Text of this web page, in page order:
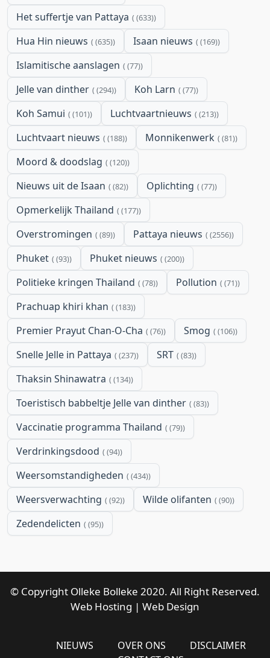
Het suffertje van Pattaya (633)
Hua Hin nieuws (635) Isaan nieuws (169)
Islamitische aanslagen (77)
Jelle van dinther (294) Koh Larn (77)
Koh Samui (101) Luchtvaartnieuws (213)
Luchtvaart nieuws (188) Monnikenwerk (81)
Moord & doodslag (120)
Nieuws uit de Isaan (82) Oplichting (77)
Opmerkelijk Thailand (177)
Overstromingen (89) Pattaya nieuws (2556)
Phuket (93) Phuket nieuws (200)
Politieke kringen Thailand (78) Pollution (71)
Prachuap khiri khan (183)
Premier Prayut Chan-O-Cha (76) Smog (106)
Snelle Jelle in Pattaya (237) SRT (83)
Thaksin Shinawatra (134)
Toeristisch babbeltje Jelle van dinther (83)
Vaccinatie programma Thailand (79)
Verdrinkingsdood (94)
Weersomstandigheden (434)
Weersverwachting (92) Wilde olifanten (90)
Zedendelicten (95)
© Copyright Olleke Bolleke 2020. All Right Reserved.
Web Hosting | Web Design
NIEUWS OVER ONS
DISCLAIMER